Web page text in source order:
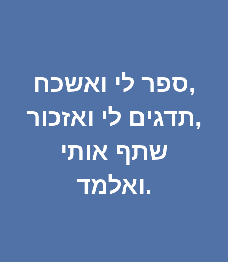
ספר לי ואשכח,
תדגים לי ואזכור,
שתף אותי
ואלמד.